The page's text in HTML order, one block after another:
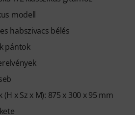
modell
habszivacs bélés
pántok
(H x Sz x M): 875 x 300 x 95 mm